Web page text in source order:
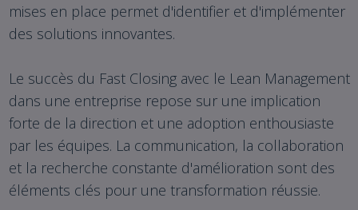
mises en place permet d'identifier et d'implémenter
des solutions innovantes.
Le succès du Fast Closing avec le Lean Management
dans une entreprise repose sur une implication
forte de la direction et une adoption enthousiaste
par les équipes. La communication, la collaboration
et la recherche constante d'amélioration sont des
éléments clés pour une transformation réussie.